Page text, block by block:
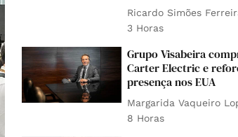
Ricardo Simões
3 Horas
Grupo Visabeira
Carter Electric e
presença nos EUA
Margarida Vaqueiro
8 Horas